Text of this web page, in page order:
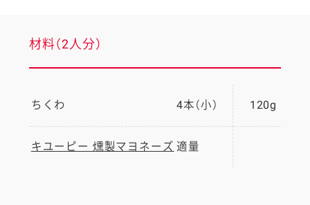
材料（2人分）
ちくわ 4本（小） 120g
キユーピー 燻製マヨネーズ 適量